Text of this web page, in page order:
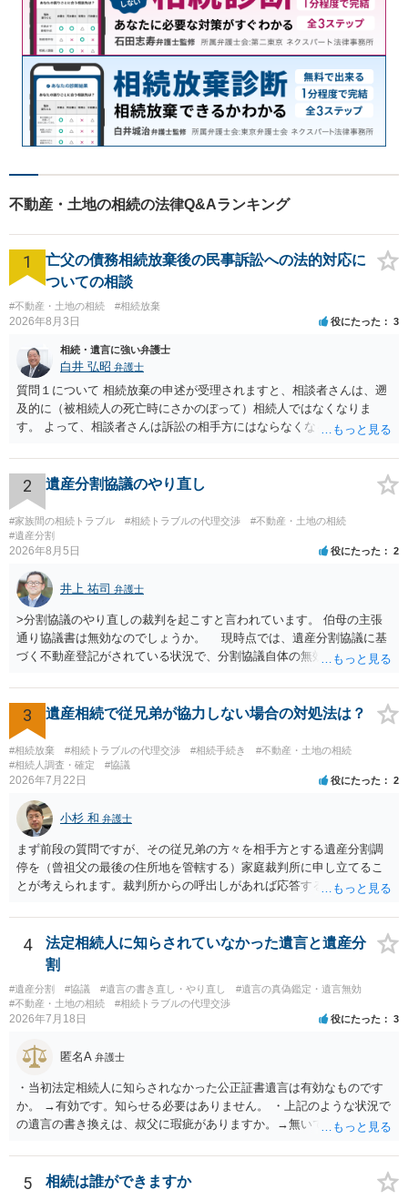
不動産・土地の相続の法律Q&Aランキング
1
亡父の債務相続放棄後の民事訴訟への法的対応に
ついての相談
#不動産・土地の相続 #相続放棄
2026年8月3日 役にたった 3
相続・遺言に強い弁護士
白井 弘昭 弁護士
質問１について 相続放棄の申述が受理されますと、相談者さんは、遡
及的に（被相続人の死亡時にさかのぼって）相続人ではなくなりま
す。 よって、相談者さんは訴訟の相手方にはならなくなるので（明け
理証明を家庭裁判所で取得し、コピーを答弁書に添えて裁判所に提出
してください。 質問２について 請求棄却を求める答弁書を提出すれ
ば、第１回期日は出席する必要がありません。その日は差支え（用事
があり出席できない）との記載で十分です。 質問３について 弁護士で
はないので、ｍｉｎｔｓでの提出の必要は無いと思います。郵送（期
限までに届けばよい）で十分です。 詳細は、書面記載の裁判所書記官
にお問い合わせください。 以上、ご参考まで。
2 遺産分割協議のやり直し
#家族間の相続トラブル #相続トラブルの代理交渉
#不動産・土地の相続
#遺産分割
2026年8月5日 役にたった 2
井上 祐司 弁護士
>分割協議のやり直しの裁判を起こすと言われています。 伯母の主張
通り協議書は無効なのでしょうか。 現時点では、遺産分割協議に基
づく不動産登記がされている状況で、分割協議自体の無効を裁判所が
方の訴訟の主張及び立証次第ですが、 ・御祖母様の認知能力に関する
医師の意見書、筆跡鑑定 が提出されればその効力が否定される可能性
はありますが、 ・伯母様自身が分割協議に加わっていること ・御祖母
様の意に反する遺産分割協議を行う実益が誰にあったかの立証が困難
であること からすると、実際に遺産分割協議の効力が否定される可能
性はそれほど高くない（立証のハードルは非常に高い）ということが
言えると思います。
3 遺産相続で従兄弟が協力しない場合の対処法は？
#相続放棄 #相続トラブルの代理交渉 #相続手続き
#不動産・土地の相続
#相続人調査・確定
#協議
2026年7月22日 役にたった 2
小杉 和 弁護士
まず前段の質問ですが、その従兄弟の方々を相手方とする遺産分割調
停を（曾祖父の最後の住所地を管轄する）家庭裁判所に申し立てるこ
とが考えられます。裁判所からの呼出しがあれば応答する可能性がま
能と思われます。時間が思った以上にないので必要書類をてきぱきと
揃える必要があります。その点是非御注意ください。
4
法定相続人に知らされていなかった遺言と遺産分
割
#遺産分割 #協議 #遺言の書き直し・やり直し
#遺言の真偽鑑定・遺言無効
#不動産・土地の相続
#相続トラブルの代理交渉
2026年7月18日 役にたった 3
匿名A 弁護士
・当初法定相続人に知らされなかった公正証書遺言は有効なものです
か。 →有効です。知らせる必要はありません。 ・上記のような状況で
の遺言の書き換えは、叔父に瑕疵がありますか。→無いです。 ・分割
ますか。 →本人が自由に決められますので、どこが妥当とは言えない
です。客観的な基準もありません。 ・できれば穏やかに、分割を拒否
することはできますか。 →分割を拒否するということは、遺産はいら
5 相続は誰ができますか